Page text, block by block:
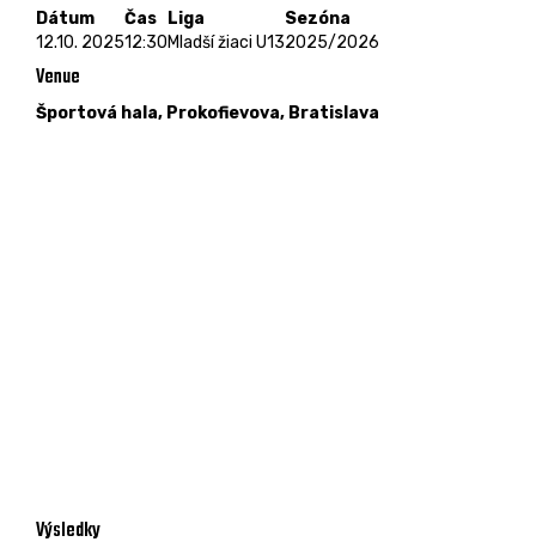
Dátum Čas Liga
Sezóna
12.10. 202512:30Mladší žiaci U132025/2026
Venue
Športová hala, Prokofievova, Bratislava
Výsledky